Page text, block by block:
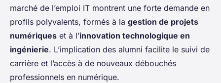
marché de l’emploi IT montrent une forte demande en
profils polyvalents, formés à la gestion de projets
numériques et à l’innovation technologique en
ingénierie. L’implication des alumni facilite le suivi de
carrière et l’accès à de nouveaux débouchés
professionnels en numérique.